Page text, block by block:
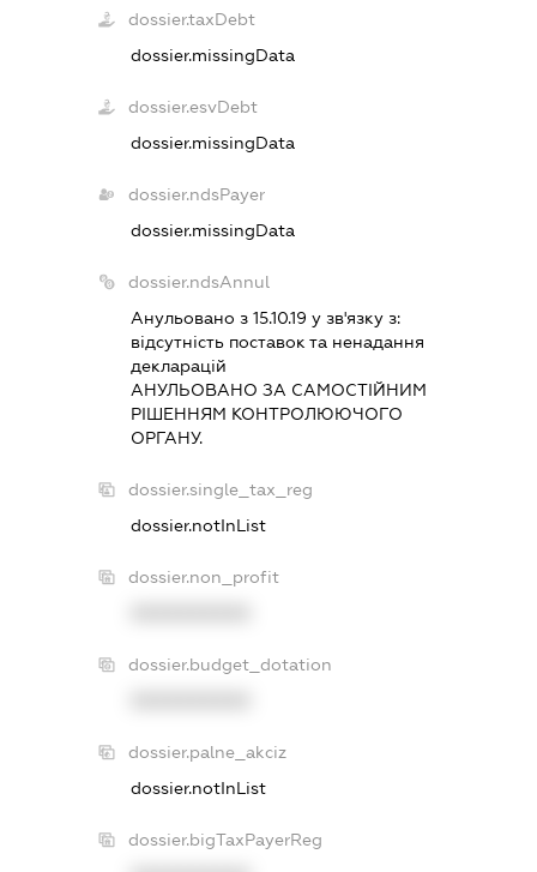
dossier.taxDebt
dossier.missingData
dossier.esvDebt
dossier.missingData
dossier.ndsPayer
dossier.missingData
dossier.ndsAnnul
Анульовано з 15.10.19 у зв'язку з:
вiдсутнiсть поставок та ненадання
декларацiй
АНУЛЬОВАНО ЗА САМОСТIЙНИМ
РIШЕННЯМ КОНТРОЛЮЮЧОГО
ОРГАНУ.
dossier.single_tax_reg
dossier.notInList
dossier.non_profit
dossier.budget_dotation
dossier.palne_akciz
dossier.notInList
dossier.bigTaxPayerReg